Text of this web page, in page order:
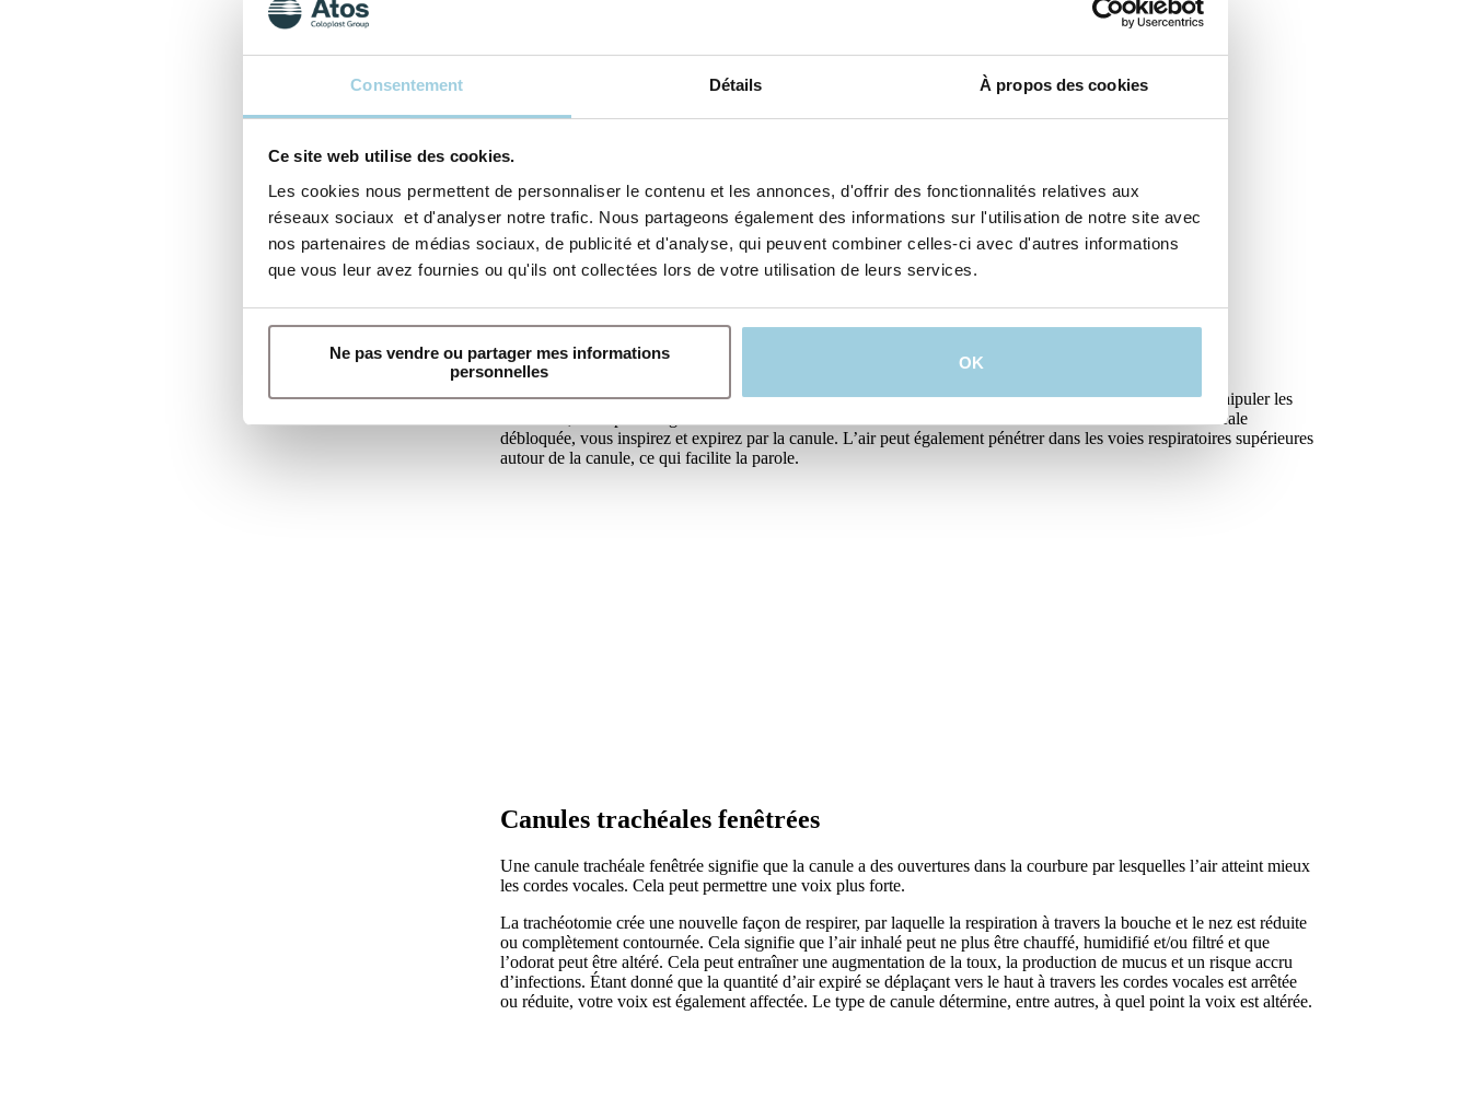
Consentement Détails À propos des cookies
Ce site web utilise des cookies.
Les cookies nous permettent de personnaliser le contenu et les annonces, d'offrir des fonctionnalités relatives aux
réseaux sociaux et d'analyser notre trafic. Nous partageons également des informations sur l'utilisation de notre site avec
nos partenaires de médias sociaux, de publicité et d'analyse, qui peuvent combiner celles-ci avec d'autres informations
que vous leur avez fournies ou qu'ils ont collectées lors de votre utilisation de leurs services.
Ne pas vendre ou partager mes informations
personnelles
OK
Canules trachéales sans ballonnet
Si vous pouvez respirer de manière spontanée et que vous n’avez aucun problème de déglutition ou à manipuler les
sécrétions, vous pouvez généralement obtenir une canule trachéale sans ballonnet. Avec une canule trachéale
débloquée, vous inspirez et expirez par la canule. L’air peut également pénétrer dans les voies respiratoires supérieures
autour de la canule, ce qui facilite la parole.
Canules trachéales fenêtrées
Une canule trachéale fenêtrée signifie que la canule a des ouvertures dans la courbure par lesquelles l’air atteint mieux
les cordes vocales. Cela peut permettre une voix plus forte.
La trachéotomie crée une nouvelle façon de respirer, par laquelle la respiration à travers la bouche et le nez est réduite
ou complètement contournée. Cela signifie que l’air inhalé peut ne plus être chauffé, humidifié et/ou filtré et que
l’odorat peut être altéré. Cela peut entraîner une augmentation de la toux, la production de mucus et un risque accru
d’infections. Étant donné que la quantité d’air expiré se déplaçant vers le haut à travers les cordes vocales est arrêtée
ou réduite, votre voix est également affectée. Le type de canule détermine, entre autres, à quel point la voix est altérée.